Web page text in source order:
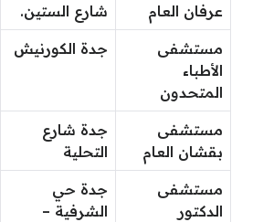
عرفان العام
شارع الستين.
مستشفى
الأطباء
المتحدون
جدة الكورنيش
مستشفى
بقشان العام
جدة شارع
التحلية
مستشفى
الدكتور
جدة حي
الشرفية –